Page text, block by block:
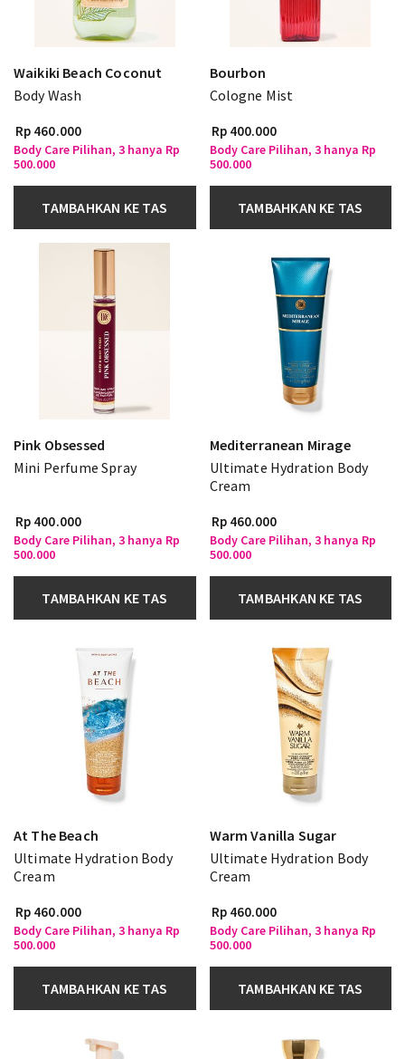
Waikiki Beach Coconut
Body Wash
Rp 460.000
Body Care Pilihan, 3 hanya Rp
500.000
TAMBAHKAN KE TAS
Bourbon
Cologne Mist
Rp 400.000
Body Care Pilihan, 3 hanya Rp
500.000
TAMBAHKAN KE TAS
Pink Obsessed
Mini Perfume Spray
Rp 400.000
Body Care Pilihan, 3 hanya Rp
500.000
TAMBAHKAN KE TAS
Mediterranean Mirage
Ultimate Hydration Body
Cream
Rp 460.000
Body Care Pilihan, 3 hanya Rp
500.000
TAMBAHKAN KE TAS
At The Beach
Ultimate Hydration Body
Cream
Rp 460.000
Body Care Pilihan, 3 hanya Rp
500.000
TAMBAHKAN KE TAS
Warm Vanilla Sugar
Ultimate Hydration Body
Cream
Rp 460.000
Body Care Pilihan, 3 hanya Rp
500.000
TAMBAHKAN KE TAS